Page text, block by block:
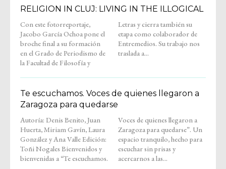
RELIGION IN CLUJ: LIVING IN THE ILLOGICAL
Con este fotorreportaje,
Jacobo García Ochoa pone el
broche final a su formación
en el Grado de Periodismo de
la Facultad de Filosofía y
Letras y cierra también su
etapa como colaborador de
Entremedios. Su trabajo nos
traslada a...
Te escuchamos. Voces de quienes llegaron a
Zaragoza para quedarse
Autoría: Denis Benito, Juan
Huerta, Miriam Gavín, Laura
González y Ana Valle Edición:
Toñi Nogales Bienvenidos y
bienvenidas a “Te escuchamos.
Voces de quienes llegaron a
Zaragoza para quedarse”. Un
espacio tranquilo, hecho para
escuchar sin prisas y
acercarnos a las...